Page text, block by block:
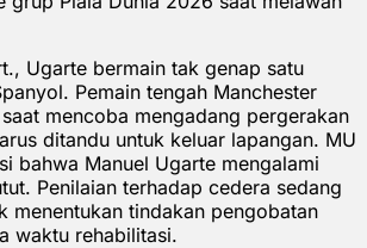
Ugarte bermain tak genap satu
Pemain tengah Manchester
mencoba mengadang pergerakan
ditandu untuk keluar lapangan. MU
bahwa Manuel Ugarte mengalami
Penilaian terhadap cedera sedang
menentukan tindakan pengobatan
waktu rehabilitasi.